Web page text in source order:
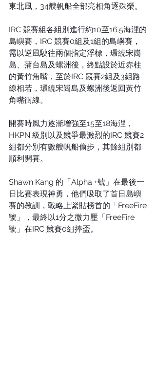
東北風，34艘帆船全部亮相角逐殊榮。
IRC 競賽組各組別進行約10至16.5海浬的
島嶼賽，IRC 競賽0組及1組的島嶼賽，
需以逆風駛往兩個指定浮標，環繞宋崗
島、蒲台島及螺洲後，終點設於近赤柱
的黃竹角嘴，至於IRC 競賽2組及3組路
線相若，環繞宋崗島及螺洲後返回黃竹
角嘴衝線。
開賽時風力逐漸增強至15至18海浬，
HKPN 級別以及競爭最激烈的IRC 競賽2
組都分別有數艘帆船偷步，其餘組別都
順利開賽。
Shawn Kang 的「Alpha +號」在最後一
日比賽表現神勇，他們吸取了首日島嶼
賽的教訓，戰略上緊貼榜首的「FreeFire
號」，最終以1分之微力壓「FreeFire
號」在IRC 競賽0組捧盃。